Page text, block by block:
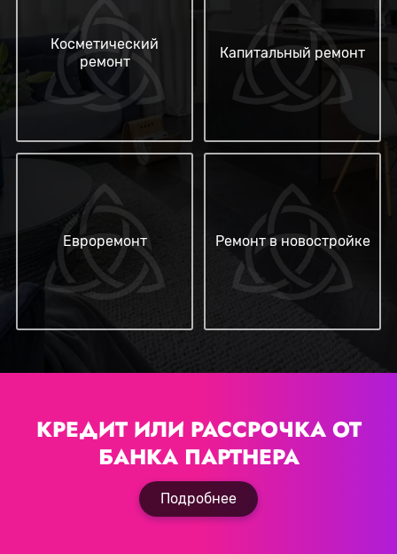
Косметический
ремонт
Капитальный ремонт
Евроремонт Ремонт в новостройке
КРЕДИТ ИЛИ РАССРОЧКА ОТ
БАНКА ПАРТНЕРА
Подробнее